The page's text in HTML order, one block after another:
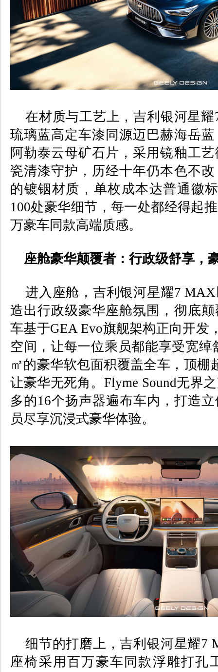
在材质与工艺上，吉利银河星耀
琉璃蓝高定车漆同源迈巴赫海岳
阿勒泰云母矿石片，采用镜釉工
瓷清漆守护，历经十年仍本色不
的镀铟材质，单枚成本达普通徽
100处豪华细节，每一处都经得起
万豪车同款高端质感。
座舱豪华颠覆者：行政级舒享，
进入座舱，吉利银河星耀7 MAX
造出行政级豪华座舱氛围，彻底
车基于GEA Evo旗舰架构正向开发
空间，让每一位乘员都能享受宽绰
㎡的豪华软包面积覆盖全车，顶棚
让豪华无死角。 Flyme Sound无界
多的16个扬声器遍布车内，打造
员尽享沉浸式豪华体验。
细节的打磨上，吉利银河星耀7
座椅采用百万豪车同款浮雕打孔